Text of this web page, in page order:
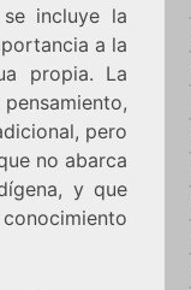
se incluye la
a la
propia. La
pero
no abarca
y que